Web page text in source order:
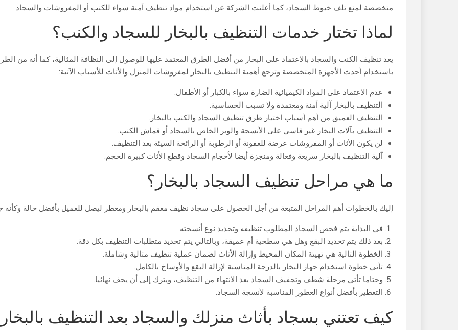
متخصصة لمنع تلف خيوط السجاد، كما أعلنت الشركة عن استخدام مواد تنظيف آمنة سواء للكنب أو المفروشات والسجاد.
لماذا تختار خدمات التنظيف بالبخار للسجاد والكنب؟
يعد تنظيف الكنب والسجاد بالاعتماد على البخار من أفضل الطرق المعتمد عليها للوصول إلى النظافة المثالية، كما أنه من
باستخدام أحدث الأجهزة المتخصصة وترجع أهمية التنظيف بالبخار لمفروشات المنزل والأثاث للأسباب الآتية:
عدم الاعتماد على المواد الكيميائية الضارة سواء بالكبار أو الأطفال.
التنظيف بالبخار آلية آمنة ومعتمدة ولا تسبب الحساسية.
التنظيف العميق من أهم أسباب اختيار طرق تنظيف السجاد والكنب بالبخار.
التنظيف بآلات البخار غير قاسي على الأنسجة والوبر الخاص بالسجاد أو قماش الكنب.
لن يكون الأثاث أو المفروشات عرضة للعفونة أو الرطوبة أو الرائحة السيئة بعد التنظيف.
آلية التنظيف بالبخار سريعة وفعالة ومنجزة أيضا لأحجام السجاد وقطع الأثاث كبيرة الحجم.
ما هي مراحل تنظيف السجاد بالبخار؟
إليك بالخطوات أهم المراحل المتبعة من أجل الحصول على سجاد نظيف معقم بالبخار ومعطر ليصل للعميل بأفضل حالة وكأنه
في البداية يتم فحص السجاد المطلوب تنظيفه وتحديد نوع أنسجته.
بعد ذلك يتم تحديد البقع وهل هي سطحية أم عميقة، وبالتالي يتم تحديد متطلبات التنظيف بكل دقة.
الخطوة التالية هي تهيئة المكان المحيط وإزالة الأثاث لضمان عملية تنظيف مثالية وشاملة.
تأتي خطوة استخدام جهاز البخار بالدرجة المناسبة لإزالة البقع والأوساخ بالكامل.
وختاما تأتي مرحلة شطف وتجفيف السجاد بعد الانتهاء من التنظيف، ويترك إلى أن يجف نهائيا.
التعطير بأفضل أنواع العطور المناسبة لأنسجة السجاد.
كيف تعتني بسجاد بأثاث منزلك والسجاد بعد التنظيف